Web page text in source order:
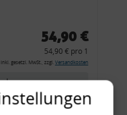
54,90 €
54,90 € pro 1
inkl. gesetzl. MwSt., zzgl. Versandkosten